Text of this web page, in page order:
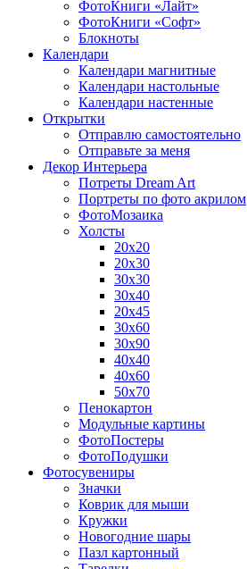
ФотоКниги «Лайт»
ФотоКниги «Софт»
Блокноты
Календари
Календари магнитные
Календари настольные
Календари настенные
Открытки
Отправлю самостоятельно
Отправьте за меня
Декор Интерьера
Потреты Dream Art
Портреты по фото акрилом
ФотоМозаика
Холсты
20х20
20х30
30х30
30х40
20х45
30х60
30х90
40х40
40х60
50х70
Пенокартон
Модульные картины
ФотоПостеры
ФотоПодушки
Фотоcувениры
Значки
Коврик для мыши
Кружки
Новогодние шары
Пазл картонный